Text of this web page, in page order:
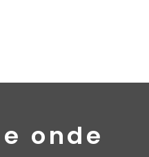
onde